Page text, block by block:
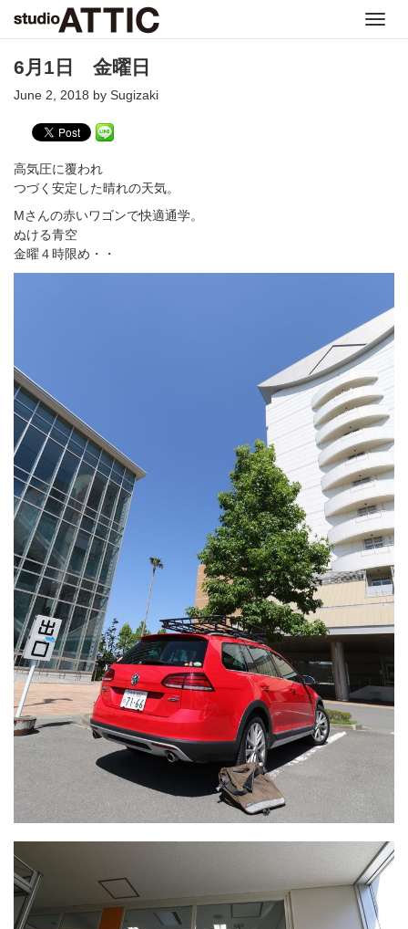
6月1日 金曜日
June 2, 2018 by Sugizaki
高気圧に覆われ
つづく安定した晴れの天気。
Mさんの赤いワゴンで快適通学。
ぬける青空
金曜４時限め・・